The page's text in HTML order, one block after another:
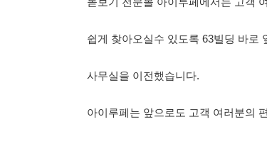
쉽게 찾아오실수 있도록 63빌딩 바로
사무실을 이전했습니다.
아이루페는 앞으로도 고객 여러분의